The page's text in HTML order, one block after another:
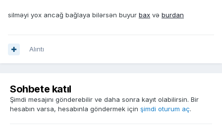
silməyi yox ancağ bağlaya bilərsən buyur bax və burdan
Alıntı
Sohbete katıl
Şimdi mesajını gönderebilir ve daha sonra kayıt olabilirsin. Bir
hesabın varsa, hesabınla göndermek için şimdi oturum aç.